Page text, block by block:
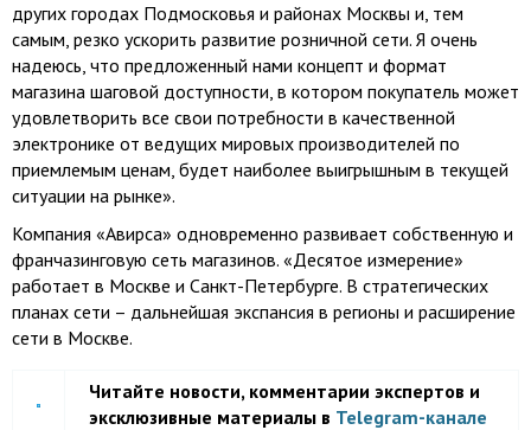
других городах Подмосковья и районах Москвы и, тем
самым, резко ускорить развитие розничной сети. Я очень
надеюсь, что предложенный нами концепт и формат
магазина шаговой доступности, в котором покупатель может
удовлетворить все свои потребности в качественной
электронике от ведущих мировых производителей по
приемлемым ценам, будет наиболее выигрышным в текущей
ситуации на рынке».
Компания «Авирса» одновременно развивает собственную и
франчазинговую сеть магазинов. «Десятое измерение»
работает в Москве и Санкт-Петербурге. В стратегических
планах сети – дальнейшая экспансия в регионы и расширение
сети в Москве.
Читайте новости, комментарии экспертов и
эксклюзивные материалы в Telegram-канале